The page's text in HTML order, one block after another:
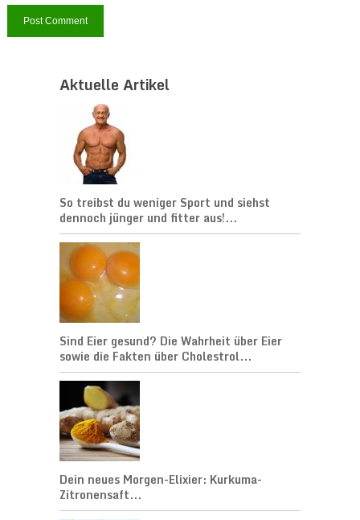
Aktuelle Artikel
So treibst du weniger Sport und siehst
dennoch jünger und fitter aus!...
Sind Eier gesund? Die Wahrheit über Eier
sowie die Fakten über Cholestrol...
Dein neues Morgen-Elixier: Kurkuma-
Zitronensaft...